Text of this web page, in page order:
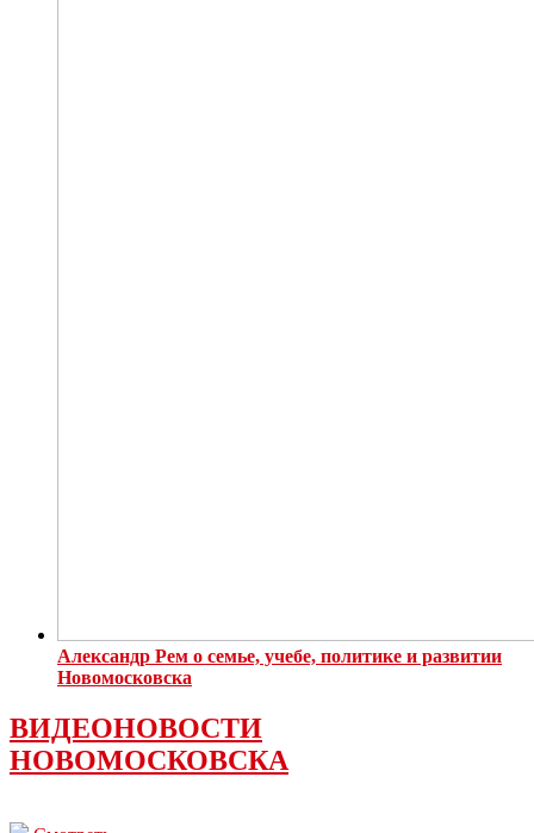
Александр Рем о семье, учебе, политике и развитии
Новомосковска
ВИДЕОНОВОСТИ
НОВОМОСКОВСКА